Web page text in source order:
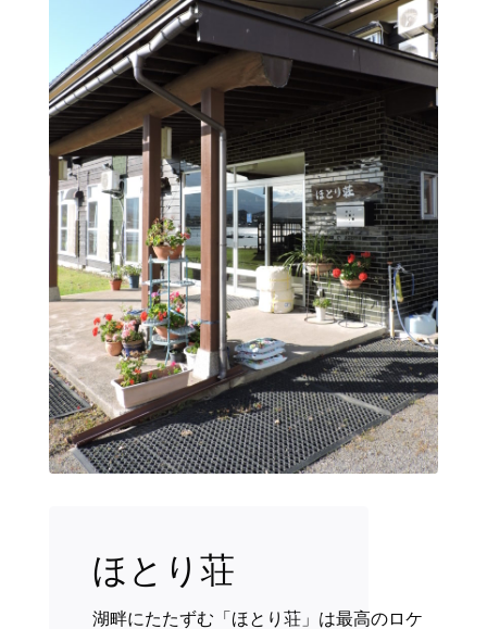
ほとり荘
湖畔にたたずむ「ほとり荘」は最高のロケ